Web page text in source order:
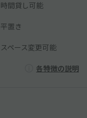
時間貸し可能
平置き
スペース変更可能
各特徴の説明